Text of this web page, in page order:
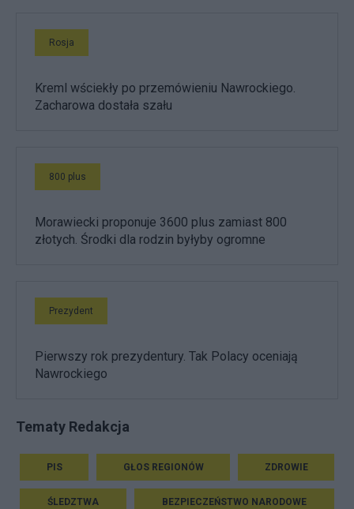
Rosja
Kreml wściekły po przemówieniu Nawrockiego.
Zacharowa dostała szału
800 plus
Morawiecki proponuje 3600 plus zamiast 800
złotych. Środki dla rodzin byłyby ogromne
Prezydent
Pierwszy rok prezydentury. Tak Polacy oceniają
Nawrockiego
Tematy Redakcja
PIS GŁOS REGIONÓW ZDROWIE
ŚLEDZTWA BEZPIECZEŃSTWO NARODOWE